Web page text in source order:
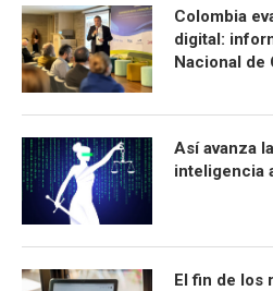
Colombia
digital:
Nacional de
Así avanza
inteligencia
El fin de los